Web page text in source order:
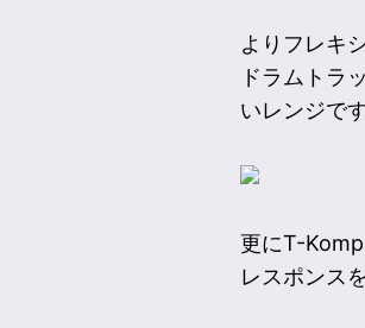
よりフレキ
ドラムトラ
いレンジです
更にT-
レスポンス